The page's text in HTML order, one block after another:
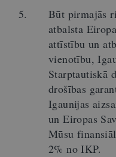
Būt pirmajās
atbalsta
attīstību un
vienotību,
Starptautiskā
drošības
Igaunijas
un Eiropas
Mūsu
2% no IKP.